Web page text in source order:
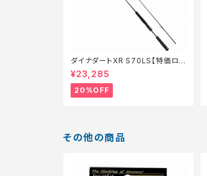
ダイナダートXR S70LS【特価ロッ
ド】【20】
¥23,285
20%OFF
その他の商品